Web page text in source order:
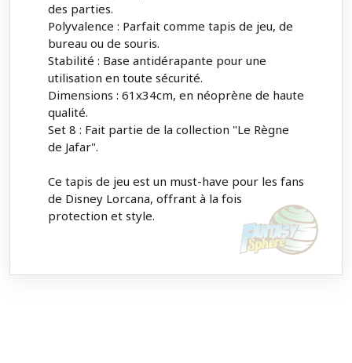
des parties.
Polyvalence : Parfait comme tapis de jeu, de
bureau ou de souris.
Stabilité : Base antidérapante pour une
utilisation en toute sécurité.
Dimensions : 61x34cm, en néoprène de haute
qualité.
Set 8 : Fait partie de la collection "Le Règne
de Jafar".
Ce tapis de jeu est un must-have pour les fans
de Disney Lorcana, offrant à la fois
protection et style.